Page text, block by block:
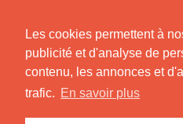
Les cookies permettent à
publicité et d'analyse de
contenu, les annonces et
trafic. En savoir plus